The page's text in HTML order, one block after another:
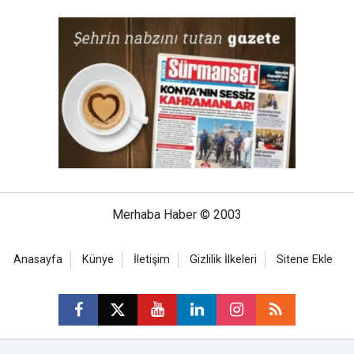
Merhaba Haber © 2003
Anasayfa Künye İletişim Gizlilik İlkeleri Sitene Ekle